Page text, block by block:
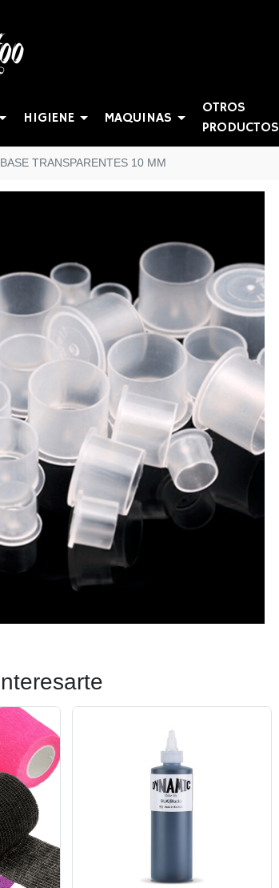
HIGIENE MAQUINAS
OTROS
PRODUCTOS
TRANSPARENTES 10 MM